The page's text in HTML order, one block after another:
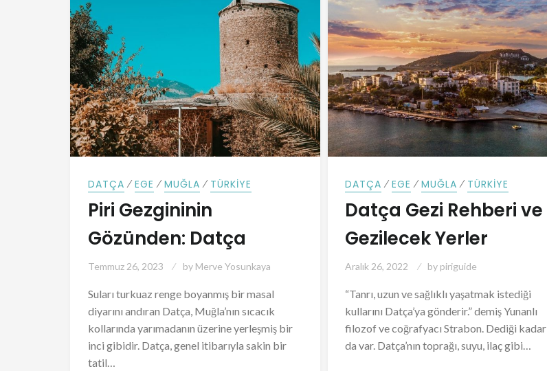
DATÇA ⁄ EGE ⁄ MUĞLA ⁄ TÜRKIYE
Piri Gezgininin
Gözünden: Datça
Temmuz 26, 2023 by Merve Yosunkaya
Suları turkuaz renge boyanmış bir masal
diyarını andıran Datça, Muğla’nın sıcacık
kollarında yarımadanın üzerine yerleşmiş bir
inci gibidir. Datça, genel itibarıyla sakin bir
tatil…
DATÇA ⁄ EGE ⁄ MUĞLA ⁄ TÜRKIYE
Datça Gezi Rehberi ve
Gezilecek Yerler
Aralık 26, 2022 by piriguide
“Tanrı, uzun ve sağlıklı yaşatmak istediği
kullarını Datça’ya gönderir.” demiş Yunanlı
filozof ve coğrafyacı Strabon. Dediği kadar
da var. Datça’nın toprağı, suyu, ilaç gibi…